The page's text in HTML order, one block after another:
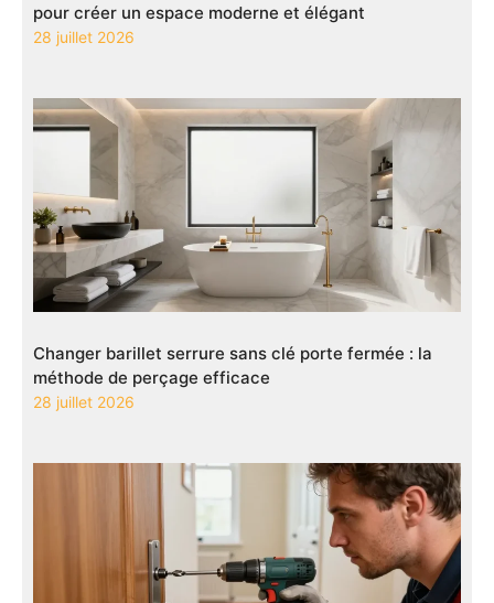
pour créer un espace moderne et élégant
28 juillet 2026
Changer barillet serrure sans clé porte fermée : la
méthode de perçage efficace
28 juillet 2026